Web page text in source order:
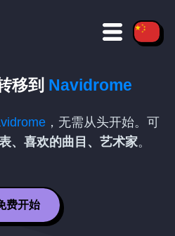
移到 Navidrome
，无需从头开始。可
、喜欢的曲目、艺术家。
费开始